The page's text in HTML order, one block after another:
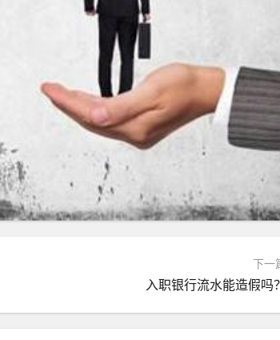
下一
入职银行流水能造假吗